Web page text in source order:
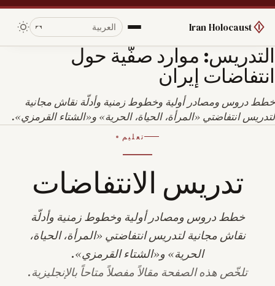
Iran Holocaust
التدريس: موارد صفّية حول
انتفاضات إيران
خطط دروس ومصادر أولية وخطوط زمنية وأدلّة نقاش مجانية
لتدريس انتفاضتي «المرأة، الحياة، الحرية» و«الشتاء القرمزي».
تعليم
تدريس الانتفاضات
خطط دروس ومصادر أولية وخطوط زمنية وأدلّة
نقاش مجانية لتدريس انتفاضتي «المرأة، الحياة،
الحرية» و«الشتاء القرمزي».
تلخّص هذه الصفحة مقالاً مفصلاً متاحاً بالإنجليزية.